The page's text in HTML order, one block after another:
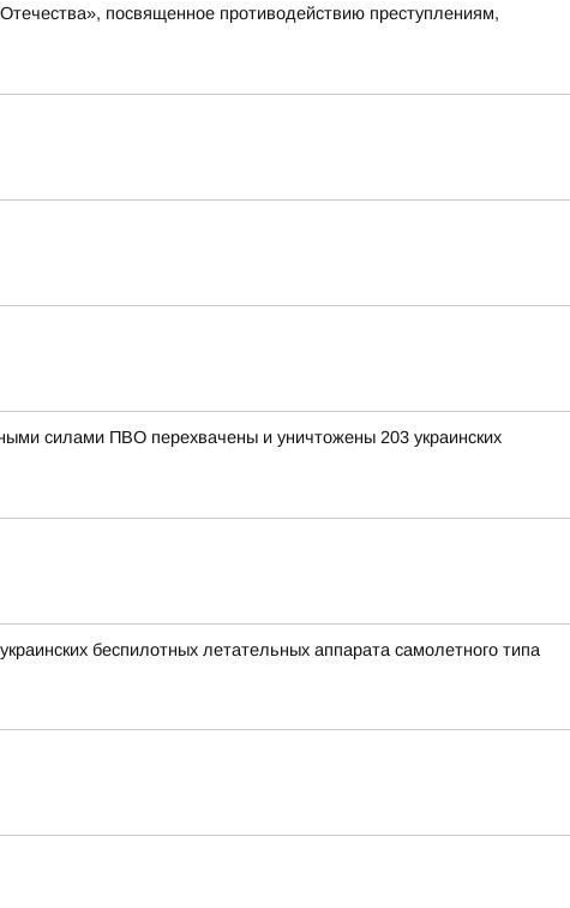
посвященное противодействию преступлениям,
силами ПВО перехвачены и уничтожены 203 украинских
беспилотных летательных аппарата самолетного типа